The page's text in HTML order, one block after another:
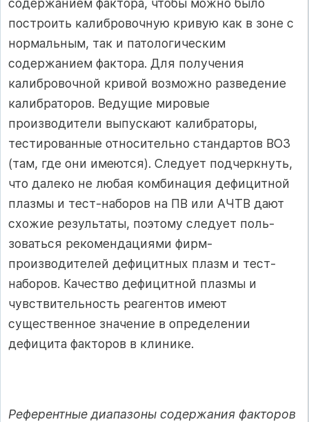
содержанием фактора, чтобы можно было
пост­роить калибровочную кривую как в зоне с
нор­мальным, так и патологическим
содержанием фактора. Для получения
калибровочной кривой возможно разведение
калибраторов. Ведущие мировые
производители выпускают калибрато­ры,
тестированные относительно стандартов ВОЗ
(там, где они имеются). Следует подчерк­нуть,
что далеко не любая комбинация дефицит­ной
плазмы и тест-наборов на ПВ или АЧТВ дают
схожие результаты, поэтому следует поль­
зоваться рекомендациями фирм-
производителей дефицитных плазм и тест-
наборов. Качество де­фицитной плазмы и
чувствительность реагентов имеют
существенное значение в определении
дефицита факторов в клинике.
Референтные диапазоны содержания факторов